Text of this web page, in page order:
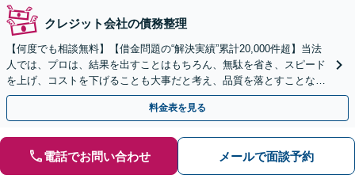
クレジット会社の債務整理
【何度でも相談無料】【借金問題の“解決実績”累計20,000件超】当法
人では、プロは、結果を出すことはもちろん、無駄を省き、スピード
を上げ、コストを下げることも大事だと考え、品質を落とすことな
く、費用を可能な限り安くすることにこだわります。
料金表を見る
電話でお問い合わせ メールで面談予約